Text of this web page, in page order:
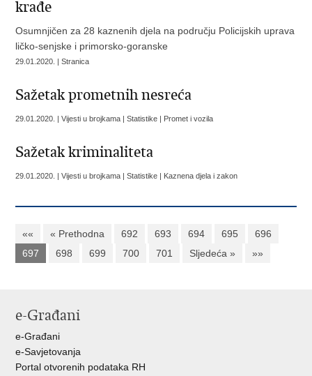
krađe
Osumnjičen za 28 kaznenih djela na području Policijskih uprava
ličko-senjske i primorsko-goranske
29.01.2020. | Stranica
Sažetak prometnih nesreća
29.01.2020. | Vijesti u brojkama | Statistike | Promet i vozila
Sažetak kriminaliteta
29.01.2020. | Vijesti u brojkama | Statistike | Kaznena djela i zakon
«« « Prethodna 692 693 694 695
696
697
698 699 700 701 Sljedeća » »»
e-Građani
e-Građani
e-Savjetovanja
Portal otvorenih podataka RH